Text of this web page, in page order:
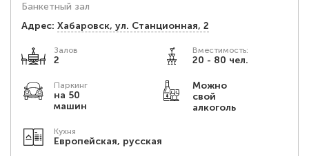
Банкетный зал
Адрес: Хабаровск, ул. Станционная, 2
Залов
2
Вместимость:
20 - 80 чел.
Паркинг
на 50
машин
Можно
свой
алкоголь
Кухня
Европейская, русская